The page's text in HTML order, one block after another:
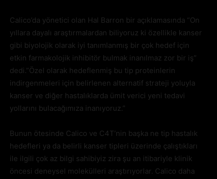
Calico’da yönetici olan Hal Barron bir açıklamasında “On
yıllara dayalı araştırmalardan biliyoruz ki özellikle kanser
gibi biyolojik olarak iyi tanımlanmış bir çok hedef için
etkin farmakolojik inhibitör bulmak inanılmaz zor bir iş”
dedi.”Özel olarak hedeflenmiş bu tip proteinlerin
indirgenmeleri için belirlenen alternatif strateji yoluyla
kanser ve diğer hastalıklarda ümit verici yeni tedavi
yollarını bulacağımıza inanıyoruz.”
Bunun ötesinde Calico ve C4T’nin başka ne tip hastalık
hedefleri ya da belirli kanser tipleri üzerinde çalıştıkları
ile ilgili çok az bilgi sahibiyiz zira şu an itibariyle klinik
öncesi deneysel molekülleri araştırıyorlar. Calico daha